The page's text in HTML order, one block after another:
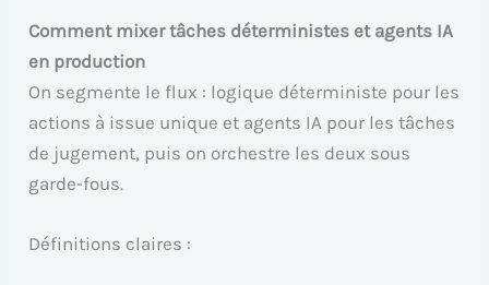
Comment mixer tâches déterministes et agents IA
en production
On segmente le flux : logique déterministe pour les
actions à issue unique et agents IA pour les tâches
de jugement, puis on orchestre les deux sous
garde-fous.
Définitions claires :